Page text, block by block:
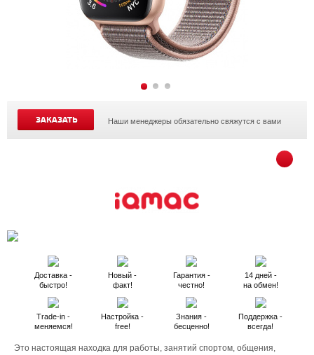
ЗАКАЗАТЬ Наши менеджеры обязательно свяжутся с вами
Доставка -
быстро!
Новый -
факт!
Гарантия -
честно!
14 дней -
на обмен!
Trade-in -
меняемся!
Настройка -
free!
Знания -
бесценно!
Поддержка -
всегда!
Это настоящая находка для работы, занятий спортом, общения,